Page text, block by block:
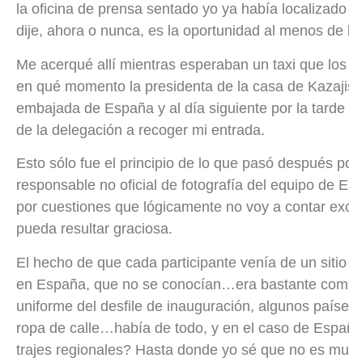
la oficina de prensa sentado yo ya había
dije, ahora o nunca, es la oportunidad al menos
Me acerqué allí mientras esperaban un taxi que
en qué momento la presidenta de la casa de
embajada de España y al día siguiente por la
de la delegación a recoger mi entrada.
Esto sólo fue el principio de lo que pasó después
responsable no oficial de fotografía del equipo de
por cuestiones que lógicamente no voy a contar
pueda resultar graciosa.
El hecho de que cada participante venía de un
en España, que no se conocían…era bastante
uniforme del desfile de inauguración, algunos
ropa de calle…había de todo, y en el caso de
trajes regionales? Hasta donde yo sé que no es